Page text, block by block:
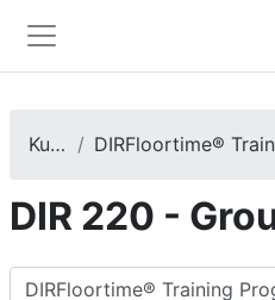
Šoninis skydelis
Kursai
DIR 220 -